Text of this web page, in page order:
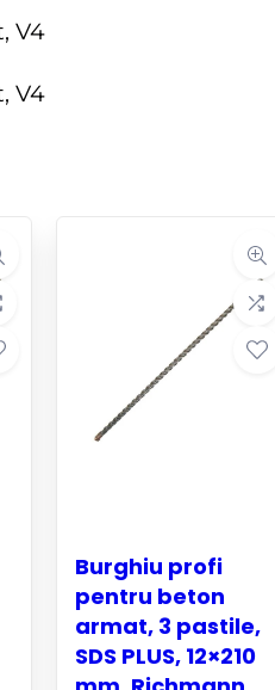
Burghiu profi
pentru beton
armat, 3 pastile,
SDS PLUS, 12×210